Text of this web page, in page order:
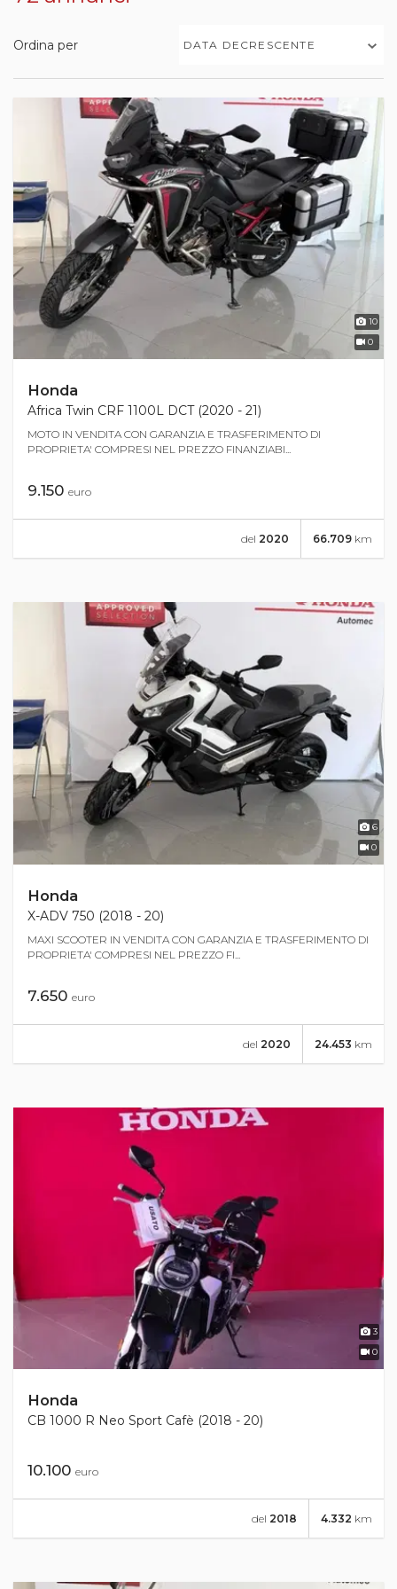
Ordina per DATA DECRESCENTE
10
0
Honda
Africa Twin CRF 1100L DCT (2020 - 21)
MOTO IN VENDITA CON GARANZIA E TRASFERIMENTO DI
PROPRIETA' COMPRESI NEL PREZZO FINANZIABI...
9.150 euro
66.709 km
del 2020
6
0
Honda
X-ADV 750 (2018 - 20)
MAXI SCOOTER IN VENDITA CON GARANZIA E TRASFERIMENTO DI
PROPRIETA' COMPRESI NEL PREZZO FI...
7.650 euro
24.453 km
del 2020
3
0
Honda
CB 1000 R Neo Sport Cafè (2018 - 20)
10.100 euro
4.332 km
del 2018